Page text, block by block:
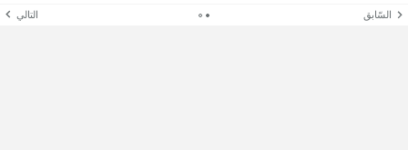
السّابق التالي